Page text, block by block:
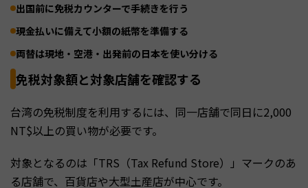
出国前に免税カウンターで手続きを行う
現金払いに備えて小額の紙幣を準備する
両替は現地・空港・出発前の日本を使い分ける
免税対象額と対象店舗を確認する
台湾の免税制度を利用するには、同一店舗で同日に2,000
NT$以上の買い物が必要です。
対象となるのは「TRS（Tax Refund Store）」マークのあ
る店舗で、百貨店や大型土産店が中心です。